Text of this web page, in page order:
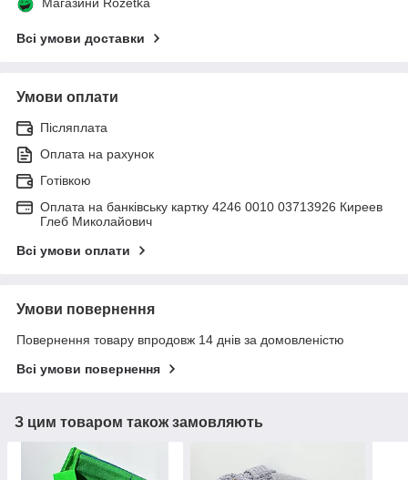
Всі умови доставки
Умови оплати
Післяплата
Оплата на рахунок
Готівкою
Оплата на банківську картку 4246 0010 03713926 Киреев
Глеб Миколайович
Всі умови оплати
Умови повернення
Повернення товару впродовж 14 днів за домовленістю
Всі умови повернення
З цим товаром також замовляють